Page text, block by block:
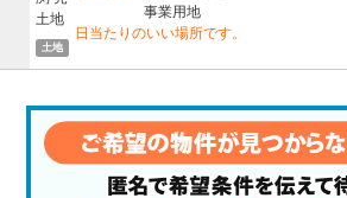
土地
事業用地
日当たりのいい場所です。